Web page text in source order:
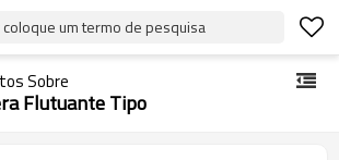
um termo de pesquisa
Sobre
Flutuante Tipo